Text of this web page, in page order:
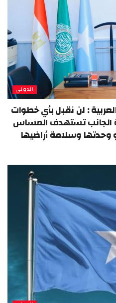
الدولي
: لن نقبل بأي خطوات
الجانب تستهدف المساس
وحدتها وسلامة أراضيها